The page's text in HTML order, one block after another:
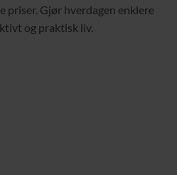
Gjør hverdagen enklere
og praktisk liv.